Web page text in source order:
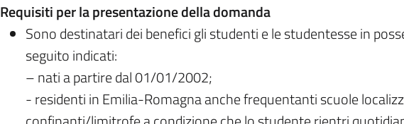
Requisiti per la presentazione della domanda
Sono destinatari dei benefici gli studenti e le studentesse in
seguito indicati:
– nati a partire dal 01/01/2002;
- residenti in Emilia-Romagna anche frequentanti scuole